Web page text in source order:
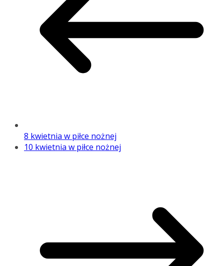
8 kwietnia w piłce nożnej
10 kwietnia w piłce nożnej